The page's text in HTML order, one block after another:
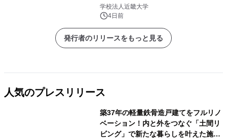
学校法人近畿大学
4日前
発行者のリリースをもっと見る
人気のプレスリリース
築37年の軽量鉄骨造戸建てをフルリノ
ベーション！内と外をつなぐ「土間リ
ビング」で新たな暮らしを叶えた施工